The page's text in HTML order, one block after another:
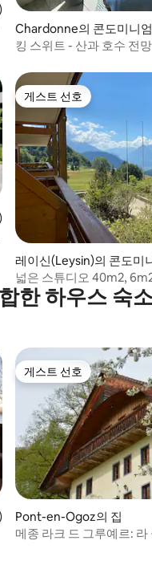
(5점 만점), 후기 80개
Chardonne의 콘도미니엄
킹 스위트 - 산과 호수 전망
점 만점), 후기 378개
게스트 선호
게스트 선호
레이신(Leysin)의 콘도미
넓은 스튜디오 40m2,
한 하우스 숙
점 만점), 후기 227개
게스트 선호
게스트 선호
Pont-en-Ogoz의 집
메종 라크 드 그루예르: 라